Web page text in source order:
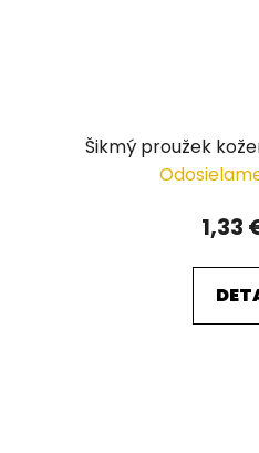
Šikmý proužek
1,33